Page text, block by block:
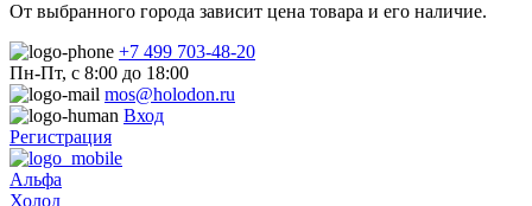
От выбранного города зависит цена товара и его наличие.
+7 499 703-48-20
Пн-Пт, с 8:00 до 18:00
mos@holodon.ru
Вход
Регистрация
Альфа
Холод